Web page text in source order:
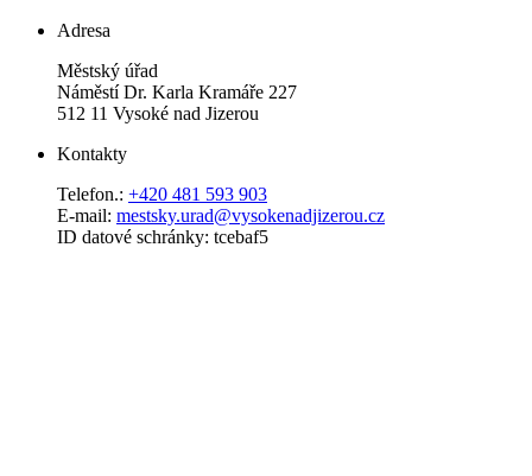
Adresa
Městský úřad
Náměstí Dr. Karla Kramáře 227
512 11 Vysoké nad Jizerou
Kontakty
Telefon.: +420 481 593 903
E-mail: mestsky.urad@vysokenadjizerou.cz
ID datové schránky: tcebaf5